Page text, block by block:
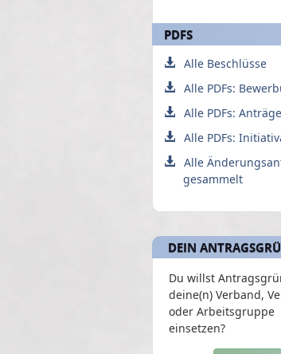
PDFS
Alle Beschlüsse
Alle PDFs:
Alle PDFs: Anträge
Alle PDFs:
Alle
gesammelt
DEIN
Du willst
deine(n) Verband,
oder Arbeitsgruppe
einsetzen?